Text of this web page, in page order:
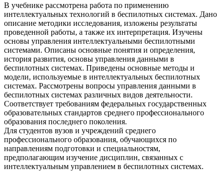
В учебнике рассмотрена работа по применению
интеллектуальных технологий в беспилотных системах. Дано
описание методики исследования, изложены результаты
проведенной работы, а также их интерпретация. Изучены
основы управления интеллектуальными беспилотными
системами. Описаны основные понятия и определения,
история развития, основы управления данными в
беспилотных системах. Приведены основные методы и
модели, используемые в интеллектуальных беспилотных
системах. Рассмотрены вопросы управления данными в
беспилотных системах различных видов деятельности.
Соответствует требованиям федеральных государственных
образовательных стандартов среднего профессионального
образования последнего поколения.
Для студентов вузов и учреждений среднего
профессионального образования, обучающихся по
направлениям подготовки и специальностям,
предполагающим изучение дисциплин, связанных с
интеллектуальным управлением в беспилотных системах.